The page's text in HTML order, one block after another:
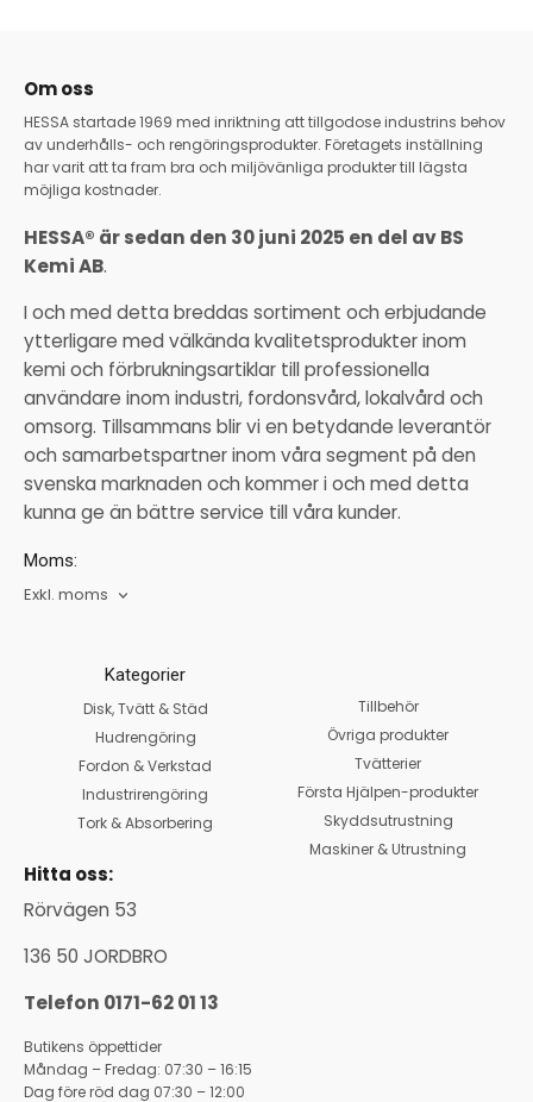
Om oss
HESSA startade 1969 med inriktning att tillgodose industrins behov
av underhålls- och rengöringsprodukter. Företagets inställning
har varit att ta fram bra och miljövänliga produkter till lägsta
möjliga kostnader.
HESSA® är sedan den 30 juni 2025 en del av BS
Kemi AB.
I och med detta breddas sortiment och erbjudande
ytterligare med välkända kvalitetsprodukter inom
kemi och förbrukningsartiklar till professionella
användare inom industri, fordonsvård, lokalvård och
omsorg. Tillsammans blir vi en betydande leverantör
och samarbetspartner inom våra segment på den
svenska marknaden och kommer i och med detta
kunna ge än bättre service till våra kunder.
Moms:
Exkl. moms
Kategorier
Disk, Tvätt & Städ
Hudrengöring
Fordon & Verkstad
Industrirengöring
Tork & Absorbering
Hitta oss:
Rörvägen 53
136 50 JORDBRO
Telefon 0171-62 01 13
Butikens öppettider
Måndag – Fredag: 07:30 – 16:15
Dag före röd dag 07:30 – 12:00
Tillbehör
Övriga produkter
Tvätterier
Första Hjälpen-produkter
Skyddsutrustning
Maskiner & Utrustning